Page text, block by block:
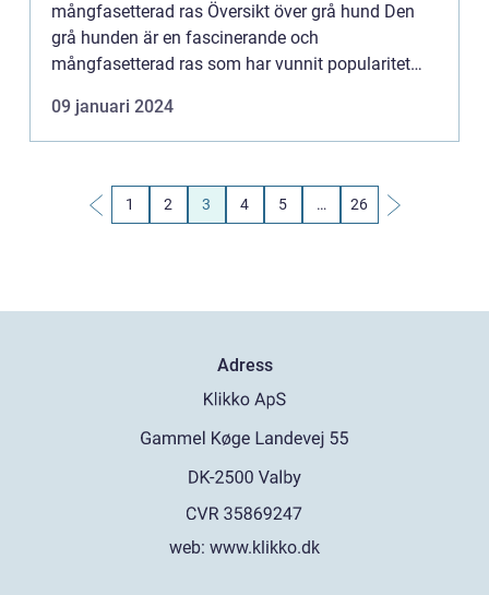
mångfasetterad ras Översikt över grå hund Den
grå hunden är en fascinerande och
mångfasetterad ras som har vunnit popularitet
en grundlig översikt över denna uni...
09 januari 2024
1 2 3 4 5 … 26
Adress
web: www.klikko.dk